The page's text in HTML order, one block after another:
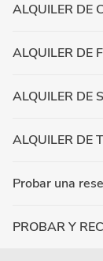
ALQUILER DE
ALQUILER DE
ALQUILER DE
ALQUILER DE
Probar una
PROBAR Y